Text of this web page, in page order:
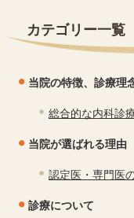
カテゴリー一覧
当院の特徴、診療理
総合的な内科診
当院が選ばれる理由
認定医・専門医
診療について